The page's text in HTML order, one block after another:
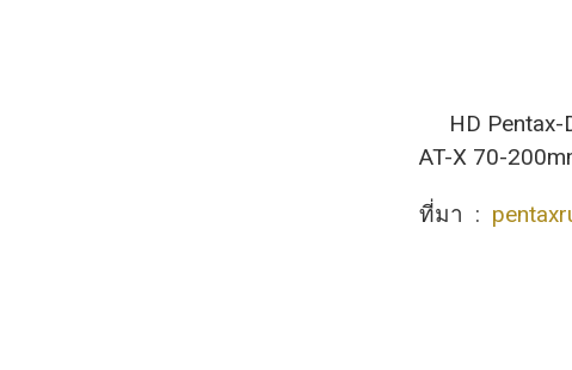
HD Pentax-
AT-X 70-
ที่มา :